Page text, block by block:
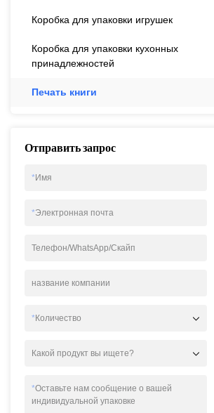
Коробка для упаковки игрушек
Коробка для упаковки кухонных
принадлежностей
Печать книги
Отправить запрос
*Имя
*Электронная почта
Телефон/WhatsApp/Скайп
название компании
*Количество
Какой продукт вы ищете?
*Оставьте нам сообщение о вашей
индивидуальной упаковке